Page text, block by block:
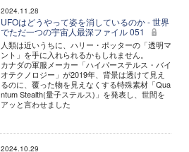
2024.11.28
UFOはどうやって姿を消しているのか - 世界
でただ一つの宇宙人最深ファイル 051
人類は近いうちに、ハリー・ポッターの「透明マ
ント」を手に入れられるかもしれません。
カナダの軍服メーカー「ハイパーステルス・バイ
オテクノロジー」が2019年、背景は透けて見え
るのに、覆った物を見えなくする特殊素材「Qua
ntum Stealth(量子ステルス)」を発表し、世間を
アッと言わせました
2024.10.29